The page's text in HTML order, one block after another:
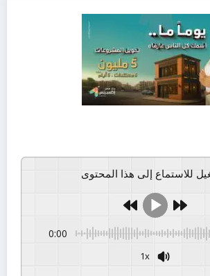
للاستماع إلى هذا المحتوى
0:00
1x